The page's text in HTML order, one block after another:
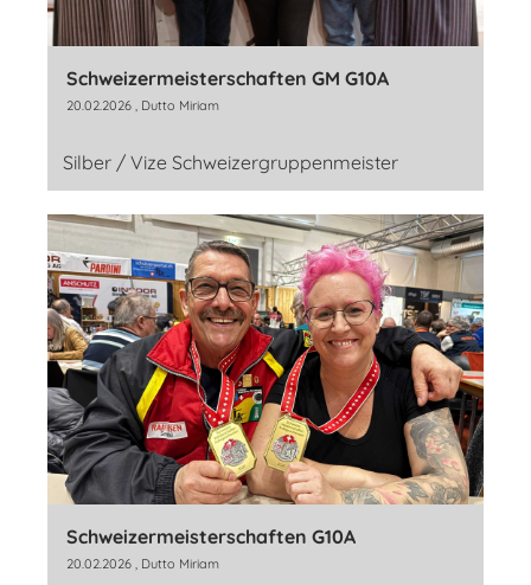
Schweizermeisterschaften GM G10A
20.02.2026 , Dutto Miriam
Silber / Vize Schweizergruppenmeister
Schweizermeisterschaften G10A
20.02.2026 , Dutto Miriam